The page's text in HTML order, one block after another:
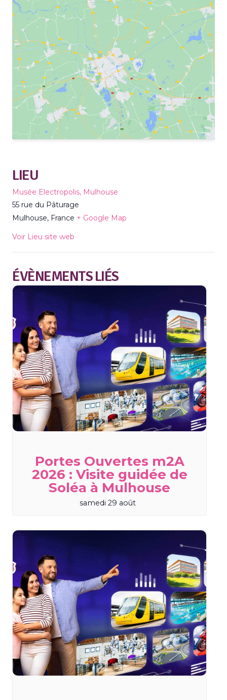
LIEU
Musée Electropolis, Mulhouse
55 rue du Pâturage
Mulhouse, France + Google Map
Voir Lieu site web
ÉVÈNEMENTS LIÉS
Portes Ouvertes m2A
2026 : Visite guidée de
Soléa à Mulhouse
samedi 29 août